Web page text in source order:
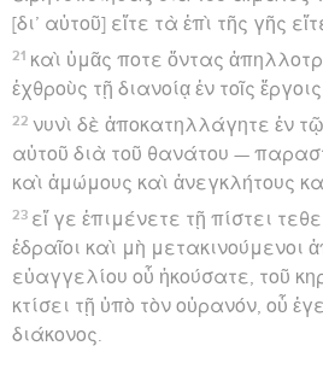
[δι’ αὐτοῦ] εἴτε τὰ ἐπὶ τῆς γῆς
21 καὶ ὑμᾶς ποτε ὄντας
ἐχθροὺς τῇ διανοίᾳ ἐν τοῖς
22 νυνὶ δὲ ἀποκατηλλάγητε ἐν
αὐτοῦ διὰ τοῦ θανάτου —
καὶ ἀμώμους καὶ ἀνεγκλήτους
23 εἴ γε ἐπιμένετε τῇ πίστει
ἑδραῖοι καὶ μὴ μετακινούμενοι
εὐαγγελίου οὗ ἠκούσατε, τοῦ
κτίσει τῇ ὑπὸ τὸν οὐρανόν, οὗ
διάκονος.